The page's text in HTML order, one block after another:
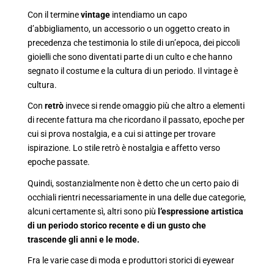
Con il terminevintage intendiamo un capo
d’abbigliamento, un accessorio o un oggetto creato in
precedenza che testimonia lo stile di un’epoca, dei piccoli
gioielli che sono diventati parte di un culto e che hanno
segnato il costume e la cultura di un periodo. Il vintage è
cultura.
Con retrò invece si rende omaggio più che altro a elementi
di recente fattura ma che ricordano il passato, epoche per
cui si prova nostalgia, e a cui si attinge per trovare
ispirazione. Lo stile retrò è nostalgia e affetto verso
epoche passate.
Quindi, sostanzialmente non è detto che un certo paio di
occhiali rientri necessariamente in una delle due categorie,
alcuni certamente sì, altri sono più l’espressione artistica
di un periodo storico recente e di un gusto che
trascende gli anni e le mode.
Fra le varie case di moda e produttori storici di eyewear